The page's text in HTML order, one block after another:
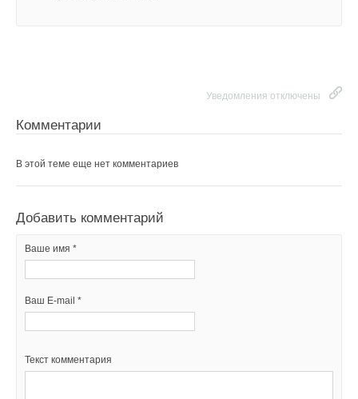
Уведомления отключены
Комментарии
В этой теме еще нет комментариев
Добавить комментарий
Ваше имя *
Ваш E-mail *
Текст комментария
Уведомления отключены
Комментарии
Добавить комментарий